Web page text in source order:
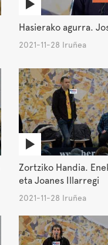
Hasierako agurra.
2021-11-28 Iruñea
Zortziko Handia.
eta Joanes Illarregi
2021-11-28 Iruñea